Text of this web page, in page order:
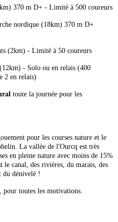
370 m D+ - Limité à 500 coureurs
nordique (18km) 370 m D+
(2km) - Limité à 50 coureurs
- Solo ou en relais (400
2 en relais)
toute la journée pour les
pour les courses nature et le
La vallée de l'Ourcq est très
en pleine nature avec moins de 15%
canal, des rivières, du marais, des
du dénivelé !
toutes les motivations.